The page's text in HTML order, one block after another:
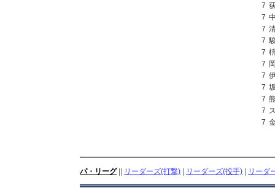
7
7
7
7
7
7
7
7
7
7
7
パ・リーグ|| リーダーズ(打撃) リーダーズ(投手) リーダ